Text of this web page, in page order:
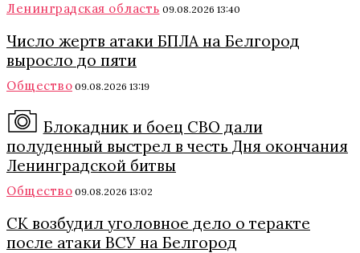
Ленинградская область 09.08.2026 13:40
Число жертв атаки БПЛА на Белгород
выросло до пяти
Общество 09.08.2026 13:19
Блокадник и боец СВО дали
полуденный выстрел в честь Дня окончания
Ленинградской битвы
Общество 09.08.2026 13:02
СК возбудил уголовное дело о теракте
после атаки ВСУ на Белгород